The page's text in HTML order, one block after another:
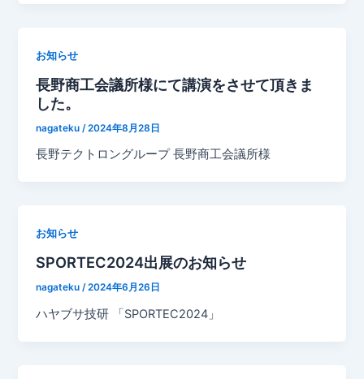
お知らせ
長野商工会議所様にて講演をさせて頂きま
した。
nagateku /2024年8月28日
長野テクトロングループ 長野商工会議所様
お知らせ
SPORTEC2024出展のお知らせ
nagateku/2024年6月26日
ハヤブサ技研 「SPORTEC2024」